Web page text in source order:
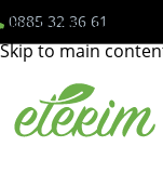
Skip to navigation
Skip to main
0885 32 36 61